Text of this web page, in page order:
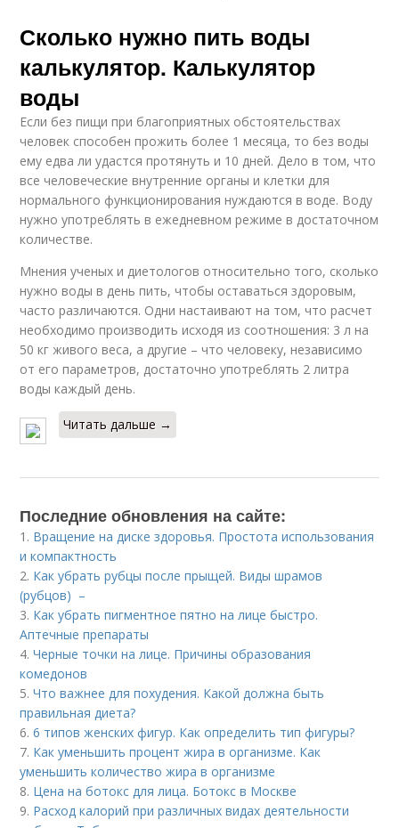
Сколько нужно пить воды
калькулятор. Калькулятор
воды
Если без пищи при благоприятных обстоятельствах
человек способен прожить более 1 месяца, то без воды
ему едва ли удастся протянуть и 10 дней. Дело в том, что
все человеческие внутренние органы и клетки для
нормального функционирования нуждаются в воде. Воду
нужно употреблять в ежедневном режиме в достаточном
количестве.
Мнения ученых и диетологов относительно того, сколько
нужно воды в день пить, чтобы оставаться здоровым,
часто различаются. Одни настаивают на том, что расчет
необходимо производить исходя из соотношения: 3 л на
50 кг живого веса, а другие – что человеку, независимо
от его параметров, достаточно употреблять 2 литра
воды каждый день.
Читать дальше →
Последние обновления на сайте:
1. Вращение на диске здоровья. Простота использования
и компактность
2. Как убрать рубцы после прыщей. Виды шрамов
(рубцов) –
3. Как убрать пигментное пятно на лице быстро.
Аптечные препараты
4.Черные точки на лице. Причины образования
комедонов
5.Что важнее для похудения. Какой должна быть
правильная диета?
6.6 типов женских фигур. Как определить тип фигуры?
7. Как уменьшить процент жира в организме. Как
уменьшить количество жира в организме
8. Цена на ботокс для лица. Ботокс в Москве
9. Расход калорий при различных видах деятельности